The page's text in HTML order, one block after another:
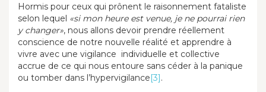
Hormis pour ceux qui prônent le raisonnement fataliste
selon lequel «si mon heure est venue, je ne pourrai rien
y changer», nous allons devoir prendre réellement
conscience de notre nouvelle réalité et apprendre à
vivre avec une vigilance individuelle et collective
accrue de ce qui nous entoure sans céder à la panique
ou tomber dans l’hypervigilance[3].